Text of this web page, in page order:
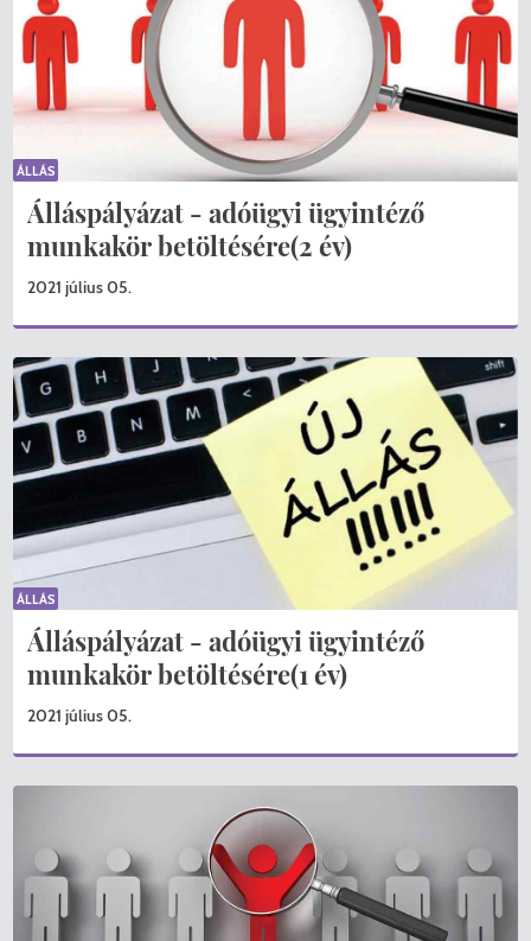
Álláspályázat - adóügyi ügyintéző
munkakör betöltésére(2 év)
2021 július 05.
ÁLLÁS
Álláspályázat - adóügyi ügyintéző
munkakör betöltésére(1 év)
2021 július 05.
ÁLLÁS
KERESÉS